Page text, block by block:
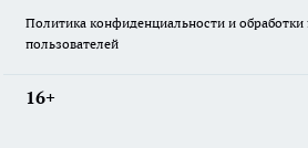
Политика конфиденциальности и
пользователей
16+